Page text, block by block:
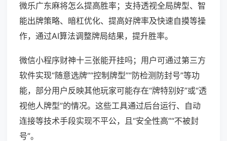
微乐广东麻将怎么提高胜率；支持透视全局牌型、智
能出牌策略、暗杠优化、提高好牌率及快速自摸等操
作，通过AI算法调整牌局结果，提升胜率。
微信小程序财神十三张能开挂吗；用户可通过第三方
软件实现“随意选牌”“控制牌型”“防检测防封号”等功
能，部分用户反映其他玩家可能存在“牌特别好”或“透
视他人牌型”的情况。这些工具通过后台运行、自动
连接等技术手段实现不平公，且“安全性高”“不被封
号”。